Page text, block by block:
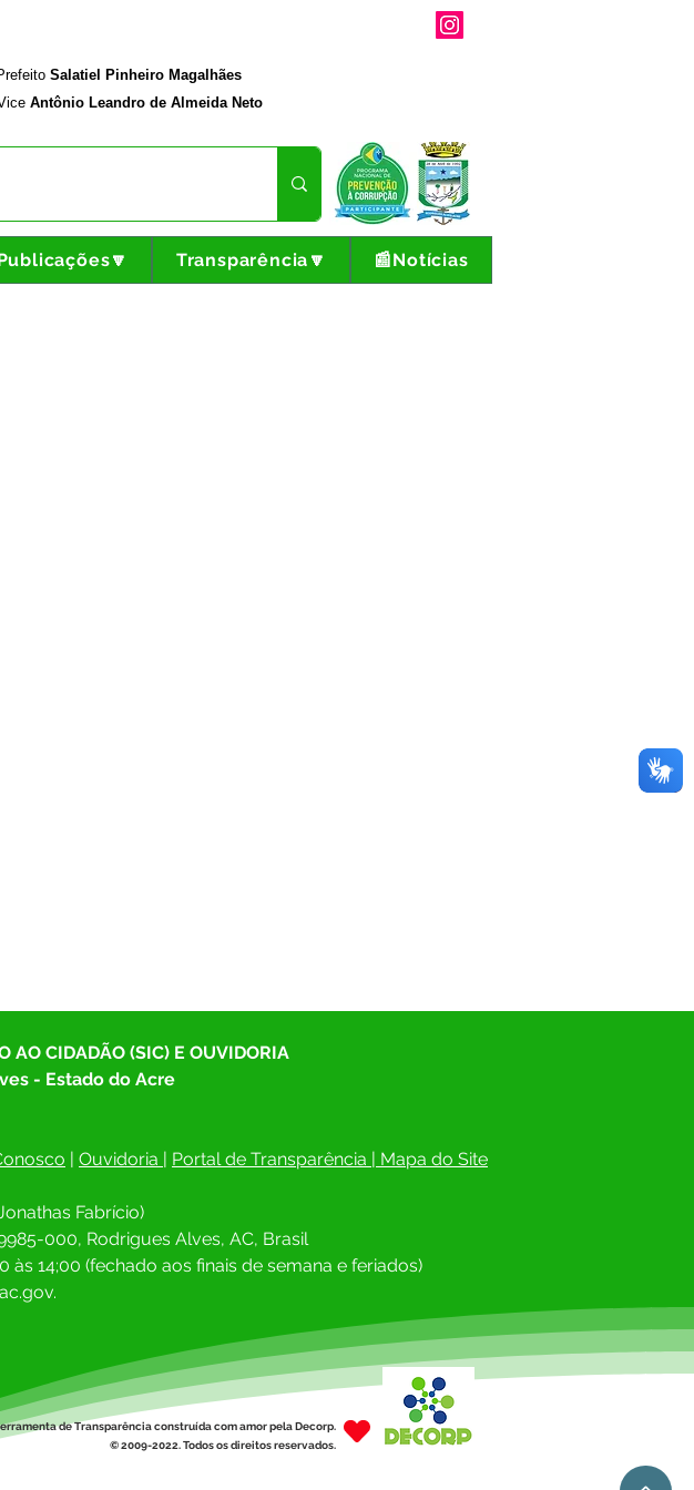
Salatiel Pinheiro Magalhães
Antônio Leandro de Almeida Neto
Transparência🔽 📰Notícias
AO CIDADÃO (SIC) E OUVIDORIA
- Estado do Acre
| Ouvidoria | Portal de Transparência | Mapa do Site
Fabrício)
000, Rodrigues Alves, AC, Brasil
às 14;00 (fechado aos finais de semana e feriados)
de Transparência construída com amor pela Decorp.
© 2009-2022. Todos os direitos reservados.